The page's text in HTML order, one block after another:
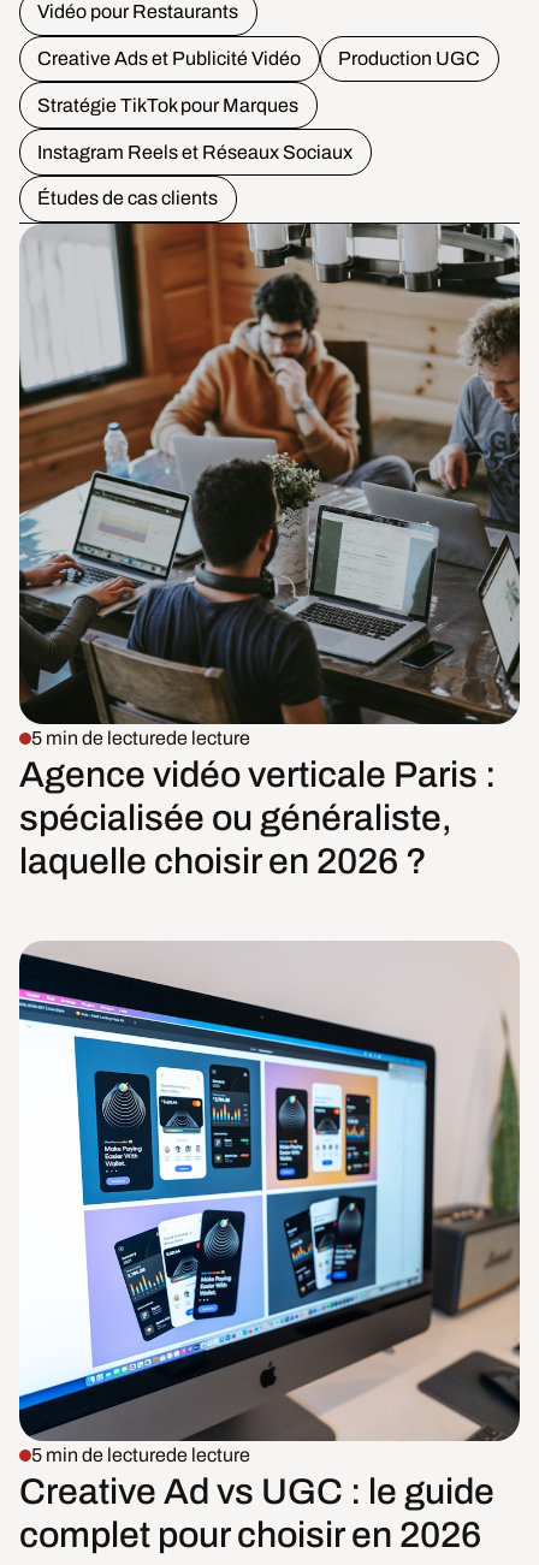
Vidéo pour Restaurants
Creative Ads et Publicité Vidéo Production UGC
Stratégie TikTok pour Marques
Instagram Reels et Réseaux Sociaux
Études de cas clients
5 min de lecturede lecture
Agence vidéo verticale Paris :
spécialisée ou généraliste,
laquelle choisir en 2026 ?
5 min de lecturede lecture
Creative Ad vs UGC : le guide
complet pour choisir en 2026